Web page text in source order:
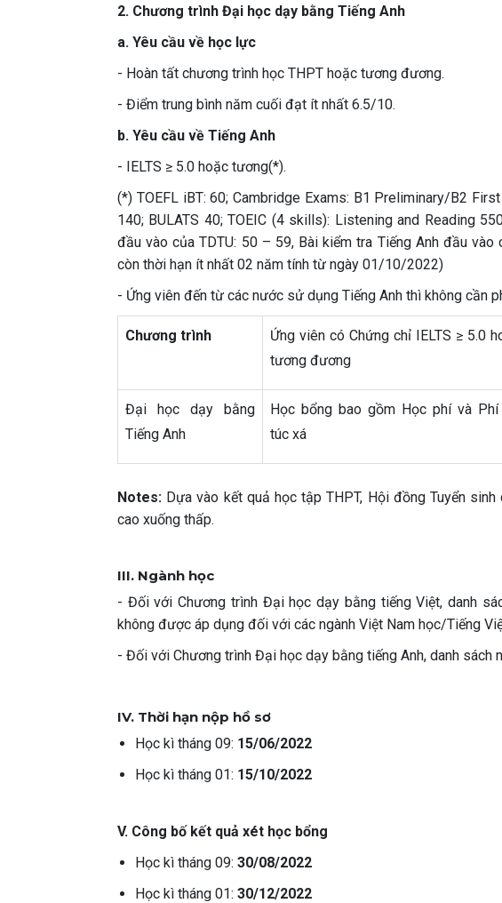
2. Chương trình Đại học dạy bằng Tiếng Anh
a. Yêu cầu về học lực
- Hoàn tất chương trình học THPT hoặc tương đương.
- Điểm trung bình năm cuối đạt ít nhất 6.5/10.
b. Yêu cầu về Tiếng Anh
- IELTS ≥ 5.0 hoặc tương(*).
(*) TOEFL iBT: 60; Cambridge Exams: B1 Preliminary/B2
140; BULATS 40; TOEIC (4 skills): Listening and Reading
đầu vào của TDTU: 50 – 59, Bài kiểm tra Tiếng Anh đầu
còn thời hạn ít nhất 02 năm tính từ ngày 01/10/2022)
- Ứng viên đến từ các nước sử dụng Tiếng Anh thì không cần
Chương trình
Ứng viên có Chứng chỉ IELTS ≥ 5.0
tương đương
Đại học dạy bằng
Tiếng Anh
Học bổng bao gồm Học phí và Phí
túc xá
Notes: Dựa vào kết quả học tập THPT, Hội đồng Tuyển
cao xuống thấp.
III. Ngành học
- Đối với Chương trình Đại học dạy bằng tiếng Việt, danh
không được áp dụng đối với các ngành Việt Nam học/Tiếng
- Đối với Chương trình Đại học dạy bằng tiếng Anh, danh sách
IV. Thời hạn nộp hồ sơ
Học kì tháng 09: 15/06/2022
Học kì tháng 01: 15/10/2022
V. Công bố kết quả xét học bổng
Học kì tháng 09: 30/08/2022
Học kì tháng 01: 30/12/2022